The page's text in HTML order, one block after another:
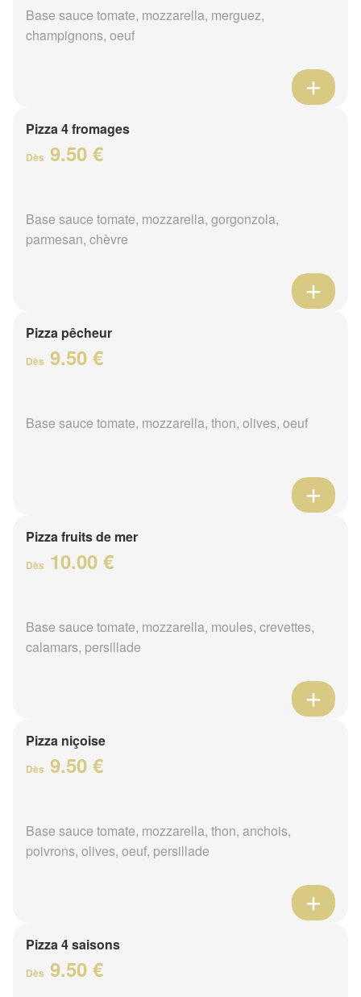
Base sauce tomate, mozzarella, merguez,
champignons, oeuf
Pizza 4 fromages
Dès 9.50 €
Base sauce tomate, mozzarella, gorgonzola,
parmesan, chèvre
Pizza pêcheur
Dès 9.50 €
Base sauce tomate, mozzarella, thon, olives, oeuf
Pizza fruits de mer
Dès 10.00 €
Base sauce tomate, mozzarella, moules, crevettes,
calamars, persillade
Pizza niçoise
Dès 9.50 €
Base sauce tomate, mozzarella, thon, anchois,
poivrons, olives, oeuf, persillade
Pizza 4 saisons
Dès 9.50 €